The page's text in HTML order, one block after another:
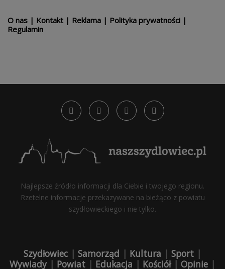
O nas | Kontakt | Reklama | Polityka prywatności |
Regulamin
Najlepsze źródło informacji dla Ciebie i twojego regionu.
Rzetelne informacje przekazywane na bieżąco z powiatu
szydłowieckiego i nie tylko.
Szydłowiec | Samorząd | Kultura | Sport |
Wywiady| Powiat | Edukacja | Kościół| Opinie |